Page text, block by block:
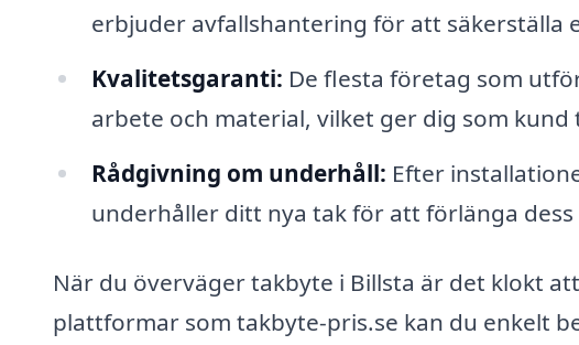
erbjuder avfallshantering för att säkerställa
Kvalitetsgaranti: De flesta företag som
arbete och material, vilket ger dig som
Rådgivning om underhåll: Efter
underhåller ditt nya tak för att förlänga dess
När du överväger takbyte i Billsta är det klokt
plattformar som takbyte-pris.se kan du enkelt